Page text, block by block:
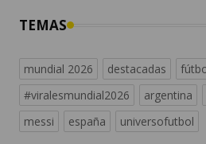
TEMAS
mundial 2026 destacadas
#viralesmundial2026
argentina
messi
españa universofutbol